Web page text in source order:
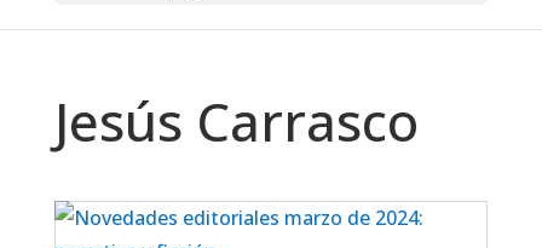
Jesús Carrasco